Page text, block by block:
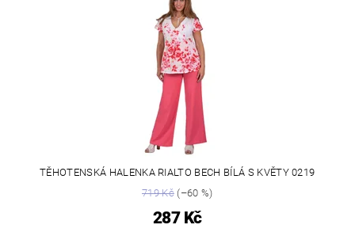
TĚHOTENSKÁ HALENKA RIALTO BECH BÍLÁ S KVĚTY 0219
719 Kč(–60 %)
287 Kč